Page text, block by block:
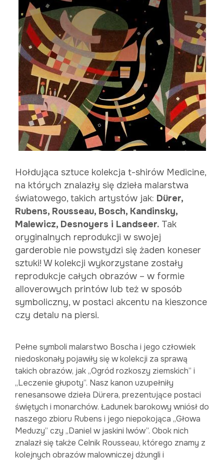
Hołdująca sztuce kolekcja t-shirów Medicine,
na których znalazły się dzieła malarstwa
światowego, takich artystów jak: Dürer,
Rubens, Rousseau, Bosch, Kandinsky,
Malewicz, Desnoyers i Landseer. Tak
oryginalnych reprodukcji w swojej
garderobie nie powstydzi się żaden koneser
sztuki! W kolekcji wykorzystane zostały
reprodukcje całych obrazów – w formie
alloverowych printów lub też w sposób
symboliczny, w postaci akcentu na kieszonce
czy detalu na piersi.
Pełne symboli malarstwo Boscha i jego człowiek
niedoskonały pojawiły się w kolekcji za sprawą
takich obrazów, jak „Ogród rozkoszy ziemskich” i
„Leczenie głupoty”. Nasz kanon uzupełniły
renesansowe dzieła Dürera, prezentujące postaci
świętych i monarchów. Ładunek barokowy wniósł do
naszego zbioru Rubens i jego niepokojąca „Głowa
Meduzy” czy „Daniel w jaskini lwów”. Obok nich
znalazł się także Celnik Rousseau, którego znamy z
kolejnych obrazów malowniczej dżungli i